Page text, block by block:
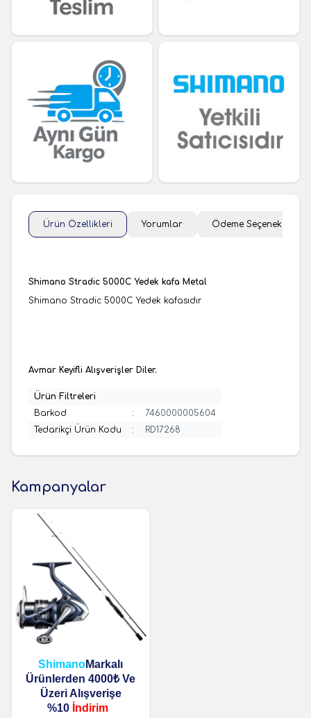
Ürün Özellikleri Yorumlar Ödeme Seçenekleri
Shimano Stradic 5000C Yedek kafa Metal
Shimano Stradic 5000C Yedek kafasıdır
Avmar Keyifli Alışverişler Diler.
Ürün Filtreleri
Barkod
:
7460000005604
Tedarikçi Ürün Kodu
: RD17268
Kampanyalar
ShimanoMarkalı
Ürünlerden 4000₺ Ve
Üzeri Alışverişe
%10 İndirim